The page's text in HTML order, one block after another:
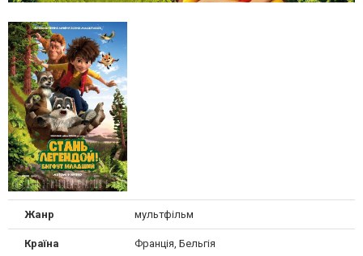
Жанр мультфільм
Країна Франція, Бельгія